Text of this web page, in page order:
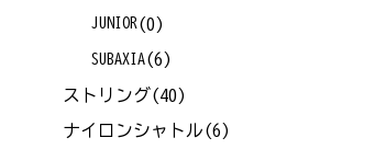
JUNIOR (0)
SUBAXIA(6)
ストリング(40)
ナイロンシャトル(6)